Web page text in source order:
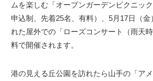
ムを楽しむ「オープンガーデンピクニッ
申込制、先着25名、有料）、5月17日（金
れた屋外での「ローズコンサート（雨天
料で開催されます。
港の見える丘公園を訪れたら山手の「ア